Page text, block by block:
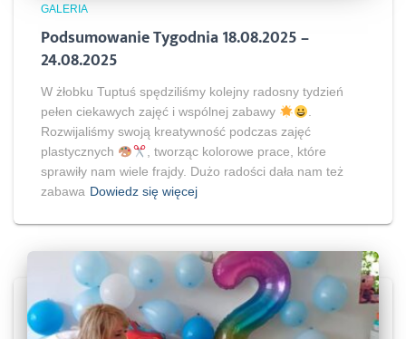
GALERIA
Podsumowanie Tygodnia 18.08.2025 –
24.08.2025
W żłobku Tuptuś spędziliśmy kolejny radosny tydzień
pełen ciekawych zajęć i wspólnej zabawy
.
Rozwijaliśmy swoją kreatywność podczas zajęć
plastycznych
, tworząc kolorowe prace, które
sprawiły nam wiele frajdy. Dużo radości dała nam też
zabawa Dowiedz się więcej